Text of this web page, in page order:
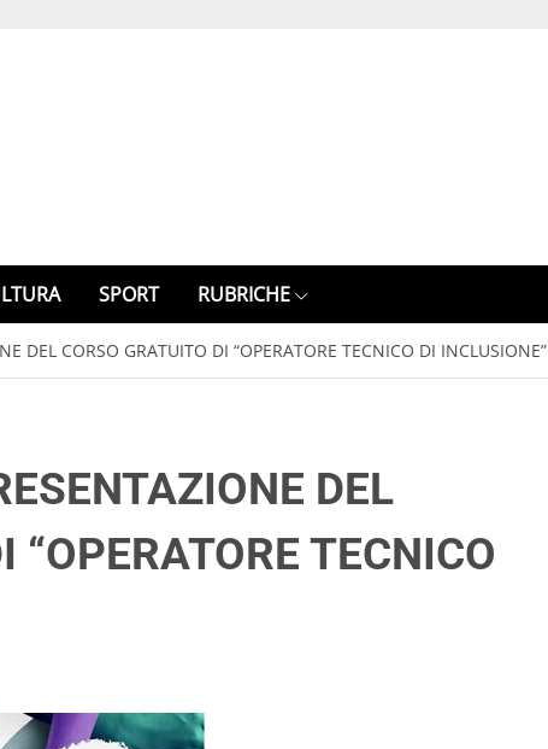
SPORT RUBRICHE
DEL CORSO GRATUITO DI “OPERATORE TECNICO DI INCLUSIONE”
DEL
“OPERATORE TECNICO